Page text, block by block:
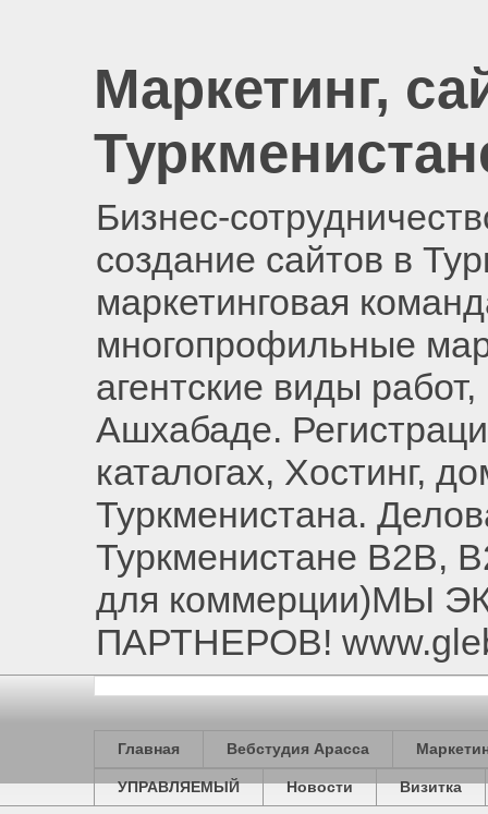
Маркетинг,
Бизнес-
создание сайтов в
маркетинговая
многопрофильные
агентские виды
Ашхабаде.
каталогах, Хостинг,
Туркменистана.
Туркменистане B2B,
для коммерции)МЫ
ПАРТНЕРОВ!
Главная Вебстудия Арасса
УПРАВЛЯЕМЫЙ Новости Визитка